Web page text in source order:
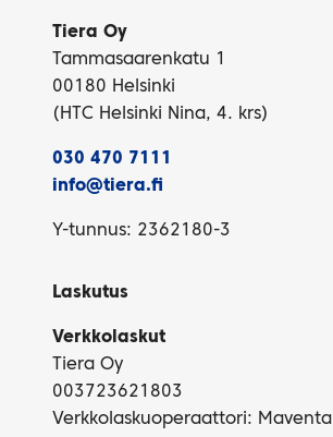
Tiera Oy
Tammasaarenkatu 1
00180 Helsinki
(HTC Helsinki Nina, 4. krs)
030 470 7111
info@tiera.fi
Y-tunnus: 2362180-3
Laskutus
Verkkolaskut
Tiera Oy
003723621803
Verkkolaskuoperaattori: Maventa